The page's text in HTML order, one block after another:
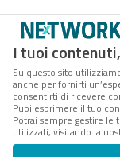
I tuoi
Su questo sito
anche per fornirti
consentirti di ricevere
Puoi esprimere il tuo
Potrai sempre gestire le
utilizzati, visitando la